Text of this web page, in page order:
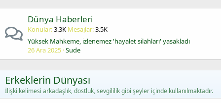
Dünya Haberleri
Konular 3.3K Mesajlar 3.5K
Yüksek Mahkeme, izlenemez 'hayalet silahları' yasakladı
26 Ara 2025 Sude
Erkeklerin Dünyası
İlişki kelimesi arkadaşlık, dostluk, sevgililik gibi şeyler içinde kullanılmaktadır.